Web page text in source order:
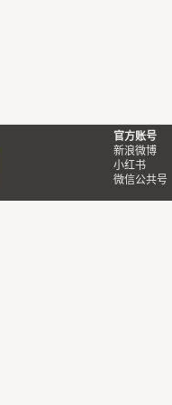
官方账号
新浪微博
小红书
微信公共号